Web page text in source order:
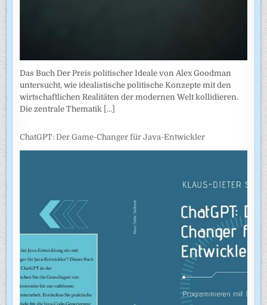
Das Buch Der Preis politischer Ideale von Alex Goodman
untersucht, wie idealistische politische Konzepte mit den
wirtschaftlichen Realitäten der modernen Welt kollidieren.
Die zentrale Thematik [...]
ChatGPT: Der Game-Changer für Java-Entwickler